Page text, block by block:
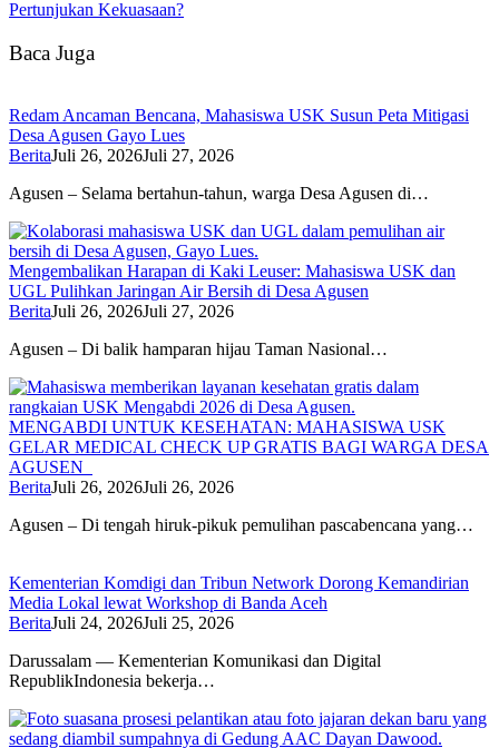
Pertunjukan Kekuasaan?
Baca Juga
Redam Ancaman Bencana, Mahasiswa USK Susun Peta Mitigasi
Desa Agusen Gayo Lues
BeritaJuli 26, 2026Juli 27, 2026
Agusen – Selama bertahun-tahun, warga Desa Agusen di…
Mengembalikan Harapan di Kaki Leuser: Mahasiswa USK dan
UGL Pulihkan Jaringan Air Bersih di Desa Agusen
BeritaJuli 26, 2026Juli 27, 2026
Agusen – Di balik hamparan hijau Taman Nasional…
MENGABDI UNTUK KESEHATAN: MAHASISWA USK
GELAR MEDICAL CHECK UP GRATIS BAGI WARGA DESA
AGUSEN
BeritaJuli 26, 2026Juli 26, 2026
Agusen – Di tengah hiruk-pikuk pemulihan pascabencana yang…
Kementerian Komdigi dan Tribun Network Dorong Kemandirian
Media Lokal lewat Workshop di Banda Aceh
BeritaJuli 24, 2026Juli 25, 2026
Darussalam — Kementerian Komunikasi dan Digital
RepublikIndonesia bekerja…